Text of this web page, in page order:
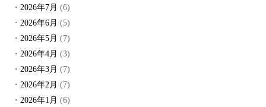
2026年7月 (6)
2026年6月 (5)
2026年5月 (7)
2026年4月 (3)
2026年3月 (7)
2026年2月 (7)
2026年1月 (6)